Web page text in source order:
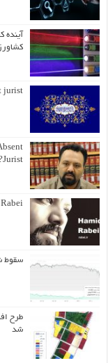
آینده
jurist
Jurist?
سقوط شدید
طرح
شد